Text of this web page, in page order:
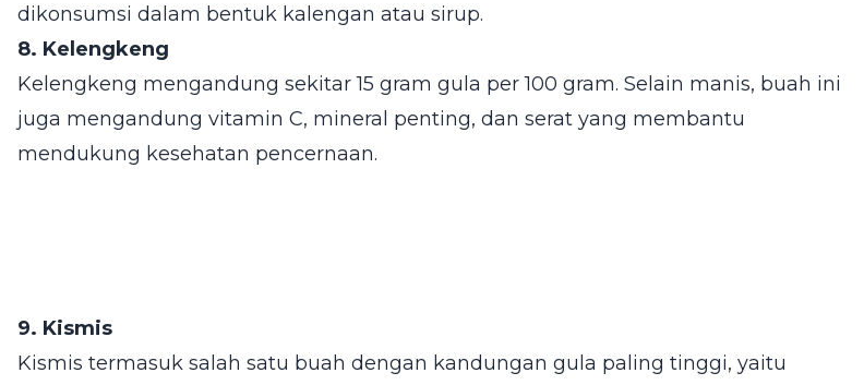
dikonsumsi dalam bentuk kalengan atau sirup.
8. Kelengkeng
Kelengkeng mengandung sekitar 15 gram gula per 100 gram. Selain manis, buah ini
juga mengandung vitamin C, mineral penting, dan serat yang membantu
mendukung kesehatan pencernaan.
9. Kismis
Kismis termasuk salah satu buah dengan kandungan gula paling tinggi, yaitu